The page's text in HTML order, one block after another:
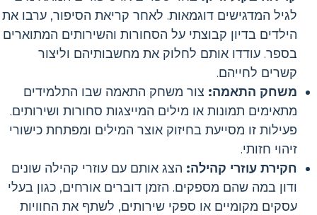
לגיל המדגישים דוגמאות. לאחר קריאת הסיפור, ערבו את
הילדים בדיון קבוצתי על הסחורות והשירותים המתוארים
בספר. עודדו אותם לחלוק את מחשבותיהם וליצור
קשרים לחייהם.
משחק התאמה: צור משחק התאמה שבו התלמידים
מתאימים תמונות או מילים המייצגות סחורות ושירותים.
פעילות זו מסייעת בחיזוק אוצר המילים ומפתחת כישורי
זיהוי חזותי.
חקירת עוזרי קהילה: הצג אותם עם עוזרי קהילה שונים
ודון במה שהם מספקים. הזמן דוברים אורחים, כגון בעלי
עסקים מקומיים או ספקי שירותים, לשתף את החוויות